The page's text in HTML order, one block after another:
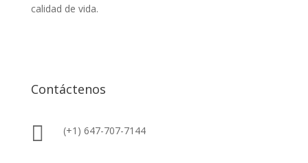
calidad de vida.
Contáctenos
 (+1) 647-707-7144